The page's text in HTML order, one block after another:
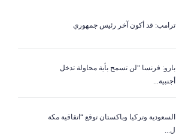
ترامب: قد أكون آخر رئيس جمهوري
بارو: فرنسا “لن تسمح بأية محاولة تدخل
أجنبية...
السعودية وتركيا وباكستان توقع “اتفاقية مكة
ل...